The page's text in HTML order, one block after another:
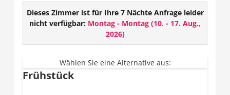
Ausstattung:
Geschlossenes Badezimmer mit Dusche und
Haarföhn
Dieses Zimmer ist für Ihre 7 Nächte Anfrage leider
nicht verfügbar: Montag - Montag (10. - 17. Aug.,
2026)
Wählen Sie eine Alternative aus:
Frühstück